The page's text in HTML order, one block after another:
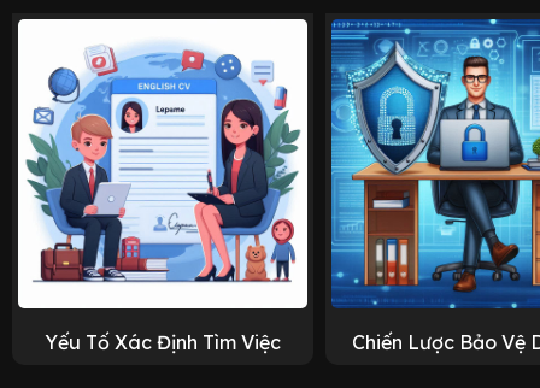
Yếu Tố Xác Định Tìm Việc Chiến Lược Bảo Vệ